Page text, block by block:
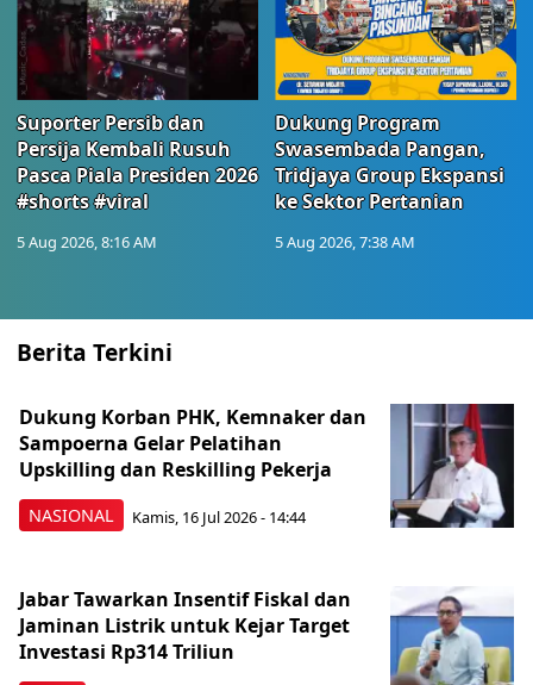
Suporter Persib dan
Persija Kembali Rusuh
Pasca Piala Presiden 2026
#shorts #viral
5 Aug 2026, 8:16 AM
Dukung Program
Swasembada Pangan,
Tridjaya Group Ekspansi
ke Sektor Pertanian
5 Aug 2026, 7:38 AM
Berita Terkini
NASIONAL
Dukung Korban PHK, Kemnaker dan
Sampoerna Gelar Pelatihan
Upskilling dan Reskilling Pekerja
Kamis, 16 Jul 2026 - 14:44
Jabar Tawarkan Insentif Fiskal dan
Jaminan Listrik untuk Kejar Target
Investasi Rp314 Triliun